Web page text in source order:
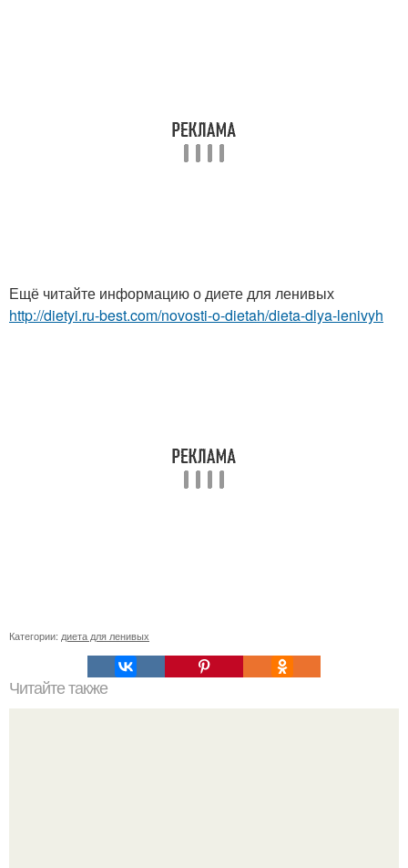
Ещё читайте информацию о диете для ленивых
http://dietyi.ru-best.com/novosti-o-dietah/dieta-dlya-lenivyh
Категории: диета для ленивых
Читайте также